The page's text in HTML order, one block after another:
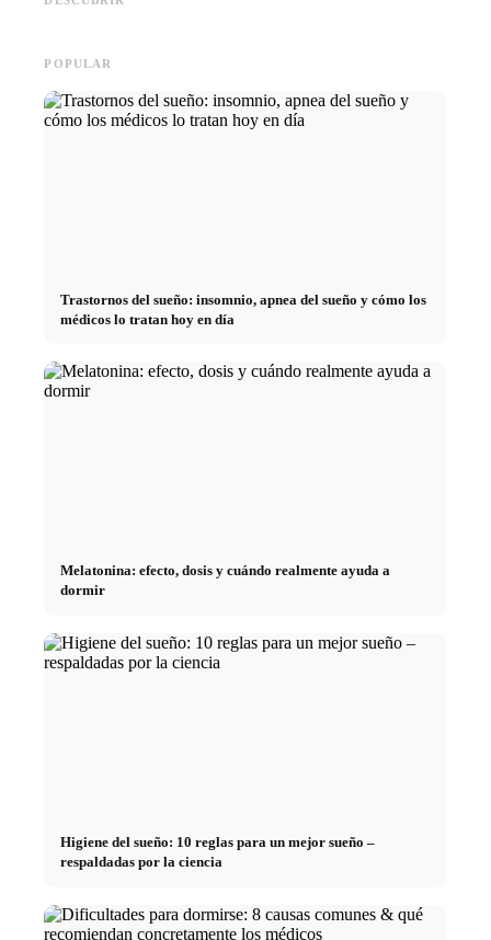
Online Marketing
POPULAR
Trastornos del sueño: insomnio, apnea del sueño y cómo los
médicos lo tratan hoy en día
Melatonina: efecto, dosis y cuándo realmente ayuda a
dormir
Higiene del sueño: 10 reglas para un mejor sueño –
respaldadas por la ciencia